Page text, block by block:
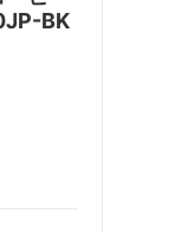
BK